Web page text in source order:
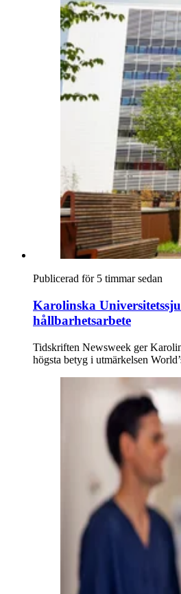
Publicerad för 5 timmar sedan
Karolinska
hållbarhetsarbete
Tidskriften Newsweek ger
högsta betyg i utmärkelsen